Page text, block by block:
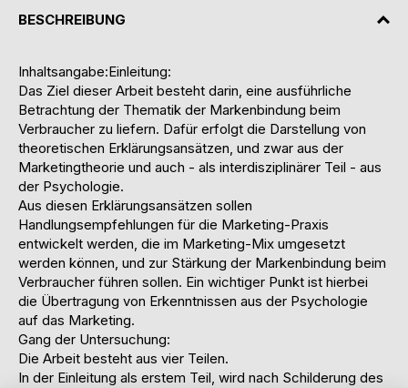
BESCHREIBUNG
Inhaltsangabe:Einleitung:
Das Ziel dieser Arbeit besteht darin, eine ausführliche
Betrachtung der Thematik der Markenbindung beim
Verbraucher zu liefern. Dafür erfolgt die Darstellung von
theoretischen Erklärungsansätzen, und zwar aus der
Marketingtheorie und auch - als interdisziplinärer Teil - aus
der Psychologie.
Aus diesen Erklärungsansätzen sollen
Handlungsempfehlungen für die Marketing-Praxis
entwickelt werden, die im Marketing-Mix umgesetzt
werden können, und zur Stärkung der Markenbindung beim
Verbraucher führen sollen. Ein wichtiger Punkt ist hierbei
die Übertragung von Erkenntnissen aus der Psychologie
auf das Marketing.
Gang der Untersuchung:
Die Arbeit besteht aus vier Teilen.
In der Einleitung als erstem Teil, wird nach Schilderung des